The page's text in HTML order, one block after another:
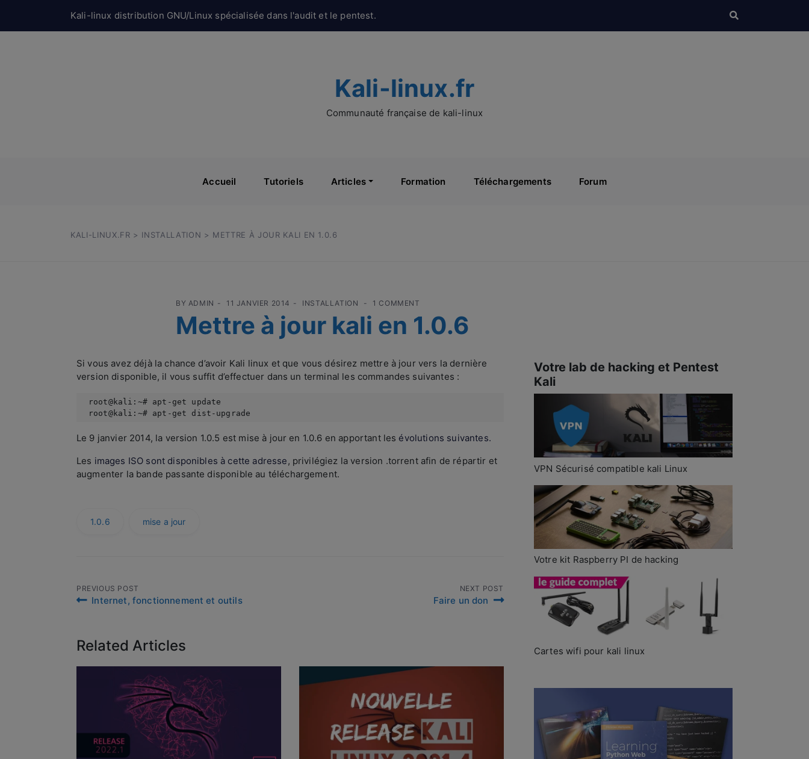
Kali-linux distribution GNU/Linux spécialisée dans l'audit et le pentest.
Kali-linux.fr
Communauté française de kali-linux
Accueil Tutoriels Articles Formation Téléchargements Forum
KALI-LINUX.FR > INSTALLATION > METTRE À JOUR KALI EN 1.0.6
BY ADMIN 11 JANVIER 2014 INSTALLATION 1 COMMENT
Mettre à jour kali en 1.0.6
Si vous avez déjà la chance d’avoir Kali linux et que vous désirez mettre à jour vers la dernière
version disponible, il vous suffit d’effectuer dans un terminal les commandes suivantes :
root@kali:~# apt-get update
root@kali:~# apt-get dist-upgrade
Le 9 janvier 2014, la version 1.0.5 est mise à jour en 1.0.6 en apportant les évolutions suivantes.
Les images ISO sont disponibles à cette adresse, privilégiez la version .torrent afin de répartir et
augmenter la bande passante disponible au téléchargement.
1.0.6 mise a jour
Navigation
l’article
PREVIOUS POST
Internet, fonctionnement et outils
NEXT POST
Faire un don
Related Articles
Votre lab de hacking et Pentest
Kali
VPN Sécurisé compatible kali Linux
Votre kit Raspberry PI de hacking
Cartes wifi pour kali linux